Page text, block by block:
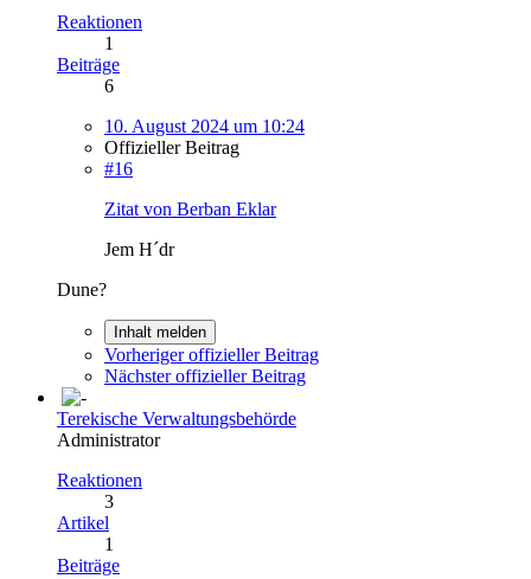
Reaktionen
1
Beiträge
6
10. August 2024 um 10:24
Offizieller Beitrag
#16
Zitat von Berban Eklar
Jem H´dr
Dune?
Inhalt melden
Vorheriger offizieller Beitrag
Nächster offizieller Beitrag
Terekische Verwaltungsbehörde
Administrator
Reaktionen
3
Artikel
1
Beiträge